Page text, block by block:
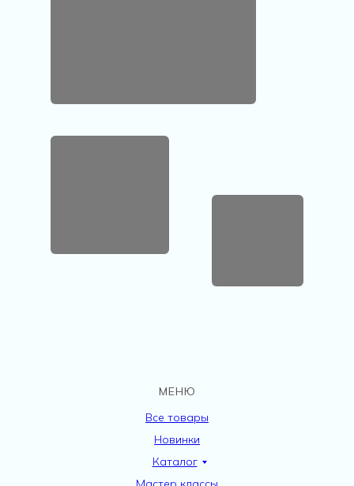
МЕНЮ
Все товары
Новинки
Каталог